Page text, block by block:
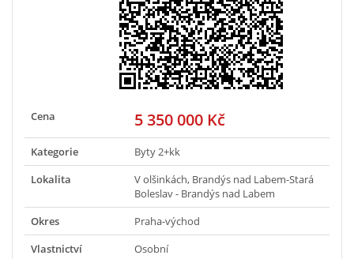
Cena 5 350 000 Kč
Kategorie
Byty 2+kk
Lokalita
V olšinkách, Brandýs nad Labem-Stará
Boleslav - Brandýs nad Labem
Okres
Praha-východ
Vlastnictví
Osobní